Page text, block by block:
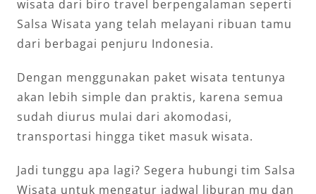
wisata dari biro travel berpengalaman seperti
Salsa Wisata yang telah melayani ribuan tamu
dari berbagai penjuru Indonesia.
Dengan menggunakan paket wisata tentunya
akan lebih simple dan praktis, karena semua
sudah diurus mulai dari akomodasi,
transportasi hingga tiket masuk wisata.
Jadi tunggu apa lagi? Segera hubungi tim Salsa
Wisata untuk mengatur jadwal liburan mu dan